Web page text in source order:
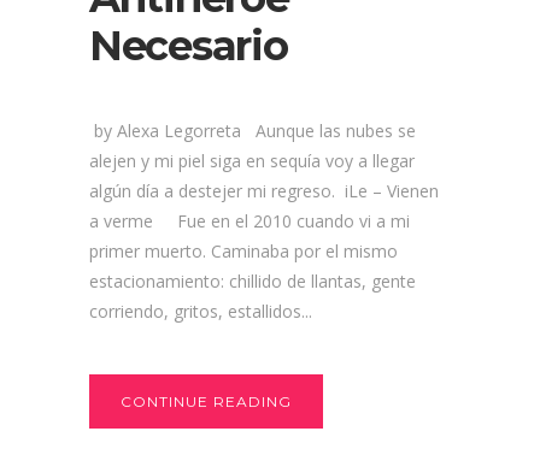
Necesario
by Alexa Legorreta Aunque las nubes se
alejen y mi piel siga en sequía voy a llegar
algún día a destejer mi regreso. iLe – Vienen
a verme Fue en el 2010 cuando vi a mi
primer muerto. Caminaba por el mismo
estacionamiento: chillido de llantas, gente
corriendo, gritos, estallidos...
CONTINUE READING